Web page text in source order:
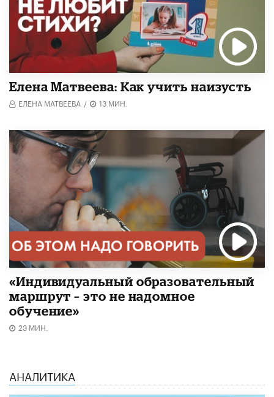
Елена Матвеева: Как учить наизусть
ЕЛЕНА МАТВЕЕВА / 13 МИН.
«Индивидуальный образовательный
маршрут – это не надомное
обучение»
23 МИН.
АНАЛИТИКА